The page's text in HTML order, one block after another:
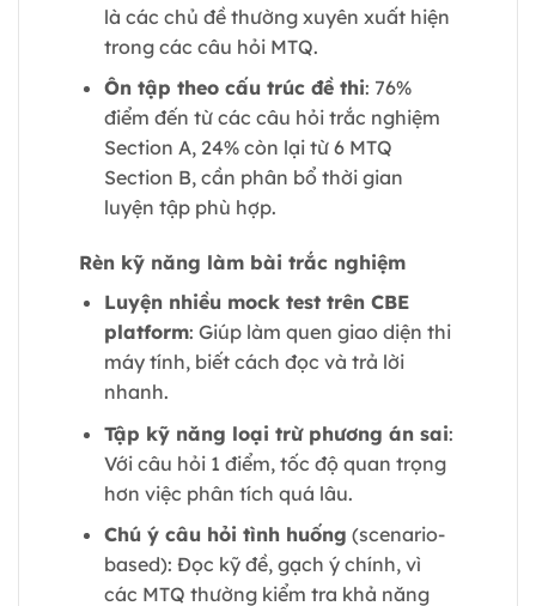
là các chủ đề thường xuyên xuất hiện
trong các câu hỏi MTQ.
Ôn tập theo cấu trúc đề thi: 76%
điểm đến từ các câu hỏi trắc nghiệm
Section A, 24% còn lại từ 6 MTQ
Section B, cần phân bổ thời gian
luyện tập phù hợp.
Rèn kỹ năng làm bài trắc nghiệm
Luyện nhiều mock test trên CBE
platform: Giúp làm quen giao diện thi
máy tính, biết cách đọc và trả lời
nhanh.
Tập kỹ năng loại trừ phương án sai:
Với câu hỏi 1 điểm, tốc độ quan trọng
hơn việc phân tích quá lâu.
Chú ý câu hỏi tình huống (scenario-
based): Đọc kỹ đề, gạch ý chính, vì
các MTQ thường kiểm tra khả năng